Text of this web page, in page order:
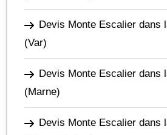
Devis Monte Escalier dans
(Var)
Devis Monte Escalier dans
(Marne)
Devis Monte Escalier dans